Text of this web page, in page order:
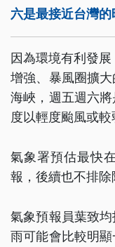
六是最接近台灣的
因為環境有利發
增強、暴風圈擴
海峽，週五週六
度以輕度颱風或較
氣象署預估最快
報，後續也不排除
氣象預報員葉致
雨可能會比較明